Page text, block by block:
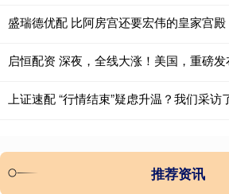
启恒配资 深夜，全线大涨！美国，重磅
上证速配 “行情结束”疑虑升温？我们采
推荐资讯